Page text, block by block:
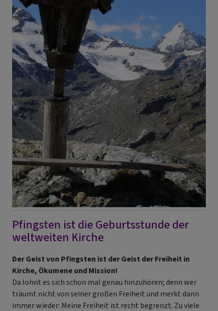
Pfingsten ist die Geburtsstunde der
weltweiten Kirche
Der Geist von Pfingsten ist der Geist der Freiheit in
Kirche, Ökumene und Mission!
Da lohnt es sich schon mal genau hinzuhören; denn wer
träumt nicht von seiner großen Freiheit und merkt dann
immer wieder: Meine Freiheit ist recht begrenzt. Zu viele